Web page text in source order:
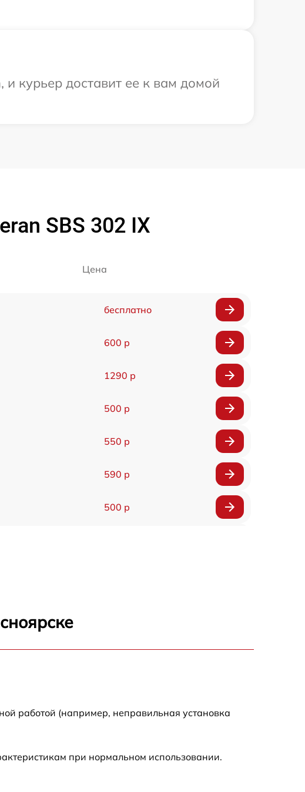
курьер доставит ее к вам домой
SBS 302 IX
Цена
бесплатно
600 р
1290 р
500 р
550 р
590 р
500 р
работой (например, неправильная установка
при нормальном использовании.